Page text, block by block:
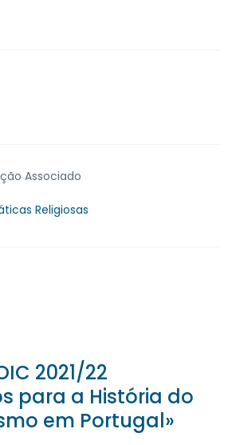
Associado
Religiosas
2021/22
para a História do
em Portugal»